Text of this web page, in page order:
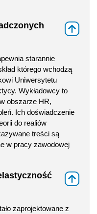
starannie
którego wchodzą
Uniwersytetu
Wykładowcy to
obszarze HR,
Ich doświadczenie
do realiów
treści są
w pracy zawodowej
zaprojektowane z